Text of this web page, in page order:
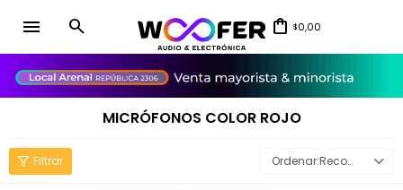
menu $0,00
MICRÓFONOS COLOR ROJO
Recomendados
close